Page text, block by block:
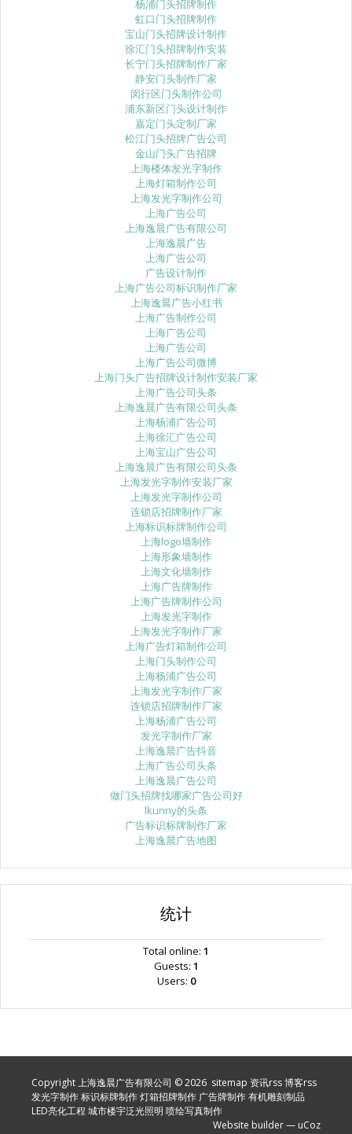
杨浦门头招牌制作
虹口门头招牌制作
宝山门头招牌设计制作
徐汇门头招牌制作安装
长宁门头招牌制作厂家
静安门头制作厂家
闵行区门头制作公司
浦东新区门头设计制作
嘉定门头定制厂家
松江门头招牌广告公司
金山门头广告招牌
上海楼体发光字制作
上海灯箱制作公司
上海发光字制作公司
上海广告公司
上海逸晨广告有限公司
上海逸晨广告
上海广告公司
广告设计制作
上海广告公司标识制作厂家
上海逸晨广告小红书
上海广告制作公司
上海广告公司
上海广告公司
上海广告公司微博
上海门头广告招牌设计制作安装厂家
上海广告公司头条
上海逸晨广告有限公司头条
上海杨浦广告公司
上海徐汇广告公司
上海宝山广告公司
上海逸晨广告有限公司头条
上海发光字制作安装厂家
上海发光字制作公司
连锁店招牌制作厂家
上海标识标牌制作公司
上海logo墙制作
上海形象墙制作
上海文化墙制作
上海广告牌制作
上海广告牌制作公司
上海发光字制作
上海发光字制作厂家
上海广告灯箱制作公司
上海门头制作公司
上海杨浦广告公司
上海发光字制作厂家
连锁店招牌制作厂家
上海杨浦广告公司
发光字制作厂家
上海逸晨广告抖音
上海广告公司头条
上海逸晨广告公司
做门头招牌找哪家广告公司好
lkunny的头条
广告标识标牌制作厂家
上海逸晨广告地图
统计
Total online: 1
Guests: 1
Users: 0
Copyright 上海逸晨广告有限公司 © 2026 sitemap 资讯rss博客rss
发光字制作标识标牌制作灯箱招牌制作广告牌制作有机雕刻制品
LED亮化工程城市楼宇泛光照明 喷绘写真制作
Website builder— uCoz